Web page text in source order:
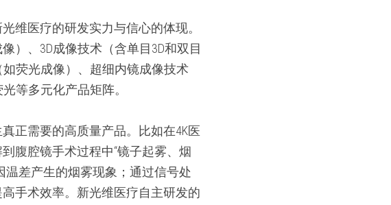
维医疗的研发实力与信心的体现。
）、3D成像技术（含单目3D和双目
荧光成像）、超细内镜成像技术
等多元化产品矩阵。
正需要的高质量产品。比如在4K医
腹腔镜手术过程中“镜子起雾、烟
温差产生的烟雾现象；通过信号处
手术效率。新光维医疗自主研发的